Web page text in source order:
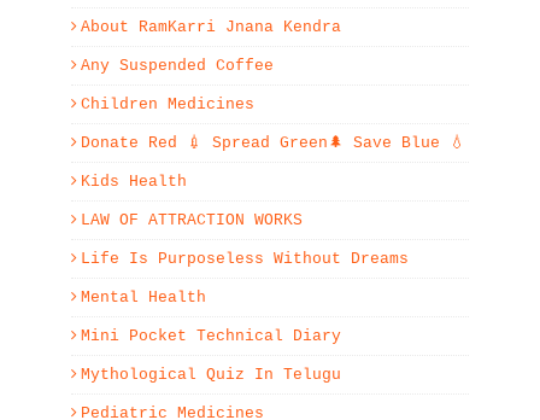
About RamKarri Jnana Kendra
Any Suspended Coffee
Children Medicines
Donate Red 💉 Spread Green🌲 Save Blue 💧
Kids Health
LAW OF ATTRACTION WORKS
Life Is Purposeless Without Dreams
Mental Health
Mini Pocket Technical Diary
Mythological Quiz In Telugu
Pediatric Medicines